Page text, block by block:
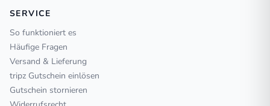
SERVICE
So funktioniert es
Häufige Fragen
Versand & Lieferung
tripz Gutschein einlösen
Gutschein stornieren